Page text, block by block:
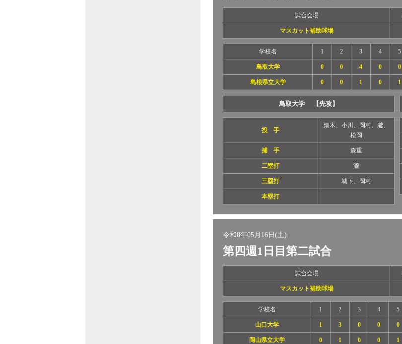
試合会場
マスカット補助球場
学校名 1 2 3 4 5
鳥取大学 0 0 4 0 0
島根県立大学 0 0 1 0 1
鳥取大学 【先攻】
投 手
畑木、小川、岡村、瀧、
松岡
捕 手 森重
二塁打 瀧
三塁打 城下、岡村
本塁打
令和8年05月16日(土)
第四週1日目第二試合
試合会場
マスカット補助球場
学校名 1 2 3 4 5
山口大学 1 3 0 0 0
岡山県立大学 0 1 0 0 1